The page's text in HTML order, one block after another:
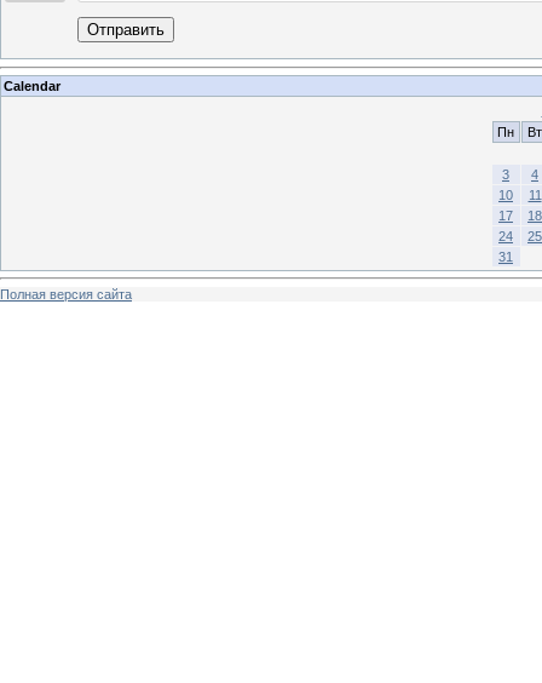
Отправить
Calendar
Пн
Вт
3
4
10
11
17
18
24
25
31
Полная версия сайта